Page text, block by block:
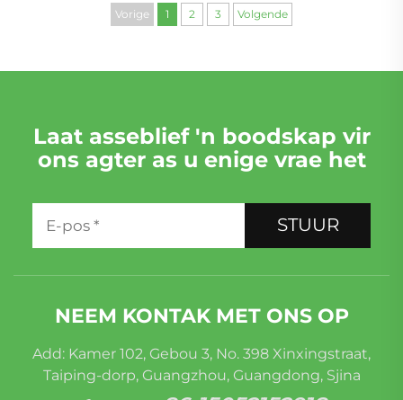
Vorige 1 2 3 Volgende
Laat asseblief 'n boodskap vir
ons agter as u enige vrae het
STUUR
NEEM KONTAK MET ONS OP
Add: Kamer 102, Gebou 3, No. 398 Xinxingstraat,
Taiping-dorp, Guangzhou, Guangdong, Sjina